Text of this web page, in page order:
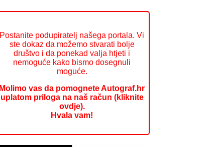
Postanite podupiratelj našega portala. Vi
ste dokaz da možemo stvarati bolje
društvo i da ponekad valja htjeti i
nemoguće kako bismo dosegnuli
moguće.
Molimo vas da pomognete Autograf.hr
uplatom priloga na naš račun (kliknite
ovdje).
Hvala vam!